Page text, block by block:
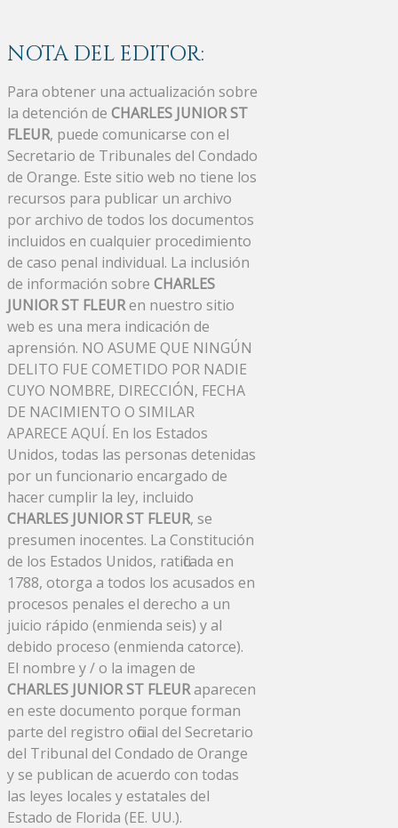
NOTA DEL EDITOR:
Para obtener una actualización sobre
la detención de CHARLES JUNIOR ST
FLEUR, puede comunicarse con el
Secretario de Tribunales del Condado
de Orange. Este sitio web no tiene los
recursos para publicar un archivo
por archivo de todos los documentos
incluidos en cualquier procedimiento
de caso penal individual. La inclusión
de información sobre CHARLES
JUNIOR ST FLEURen nuestro sitio
web es una mera indicación de
aprensión. NO ASUME QUE NINGÚN
DELITO FUE COMETIDO POR NADIE
CUYO NOMBRE, DIRECCIÓN, FECHA
DE NACIMIENTO O SIMILAR
APARECE AQUÍ. En los Estados
Unidos, todas las personas detenidas
por un funcionario encargado de
hacer cumplir la ley, incluido
CHARLES JUNIOR ST FLEUR, se
presumen inocentes. La Constitución
de los Estados Unidos, ratificada en
1788, otorga a todos los acusados ​​en
procesos penales el derecho a un
juicio rápido (enmienda seis) y al
debido proceso (enmienda catorce).
El nombre y / o la imagen de
CHARLES JUNIOR ST FLEURaparecen
en este documento porque forman
parte del registro oficial del Secretario
del Tribunal del Condado de Orange
y se publican de acuerdo con todas
las leyes locales y estatales del
Estado de Florida (EE. UU.).